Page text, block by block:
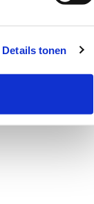
Details tonen